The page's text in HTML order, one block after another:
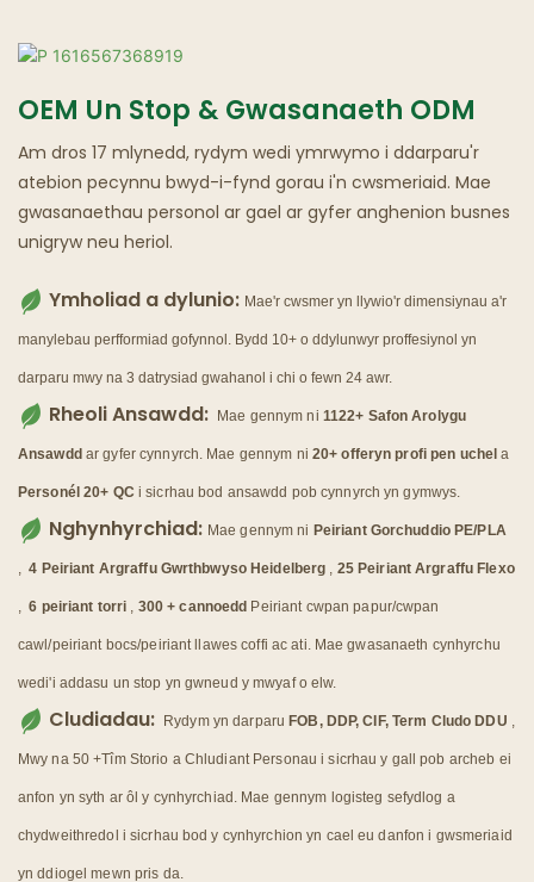
OEM Un Stop & Gwasanaeth ODM
Am dros 17 mlynedd, rydym wedi ymrwymo i ddarparu'r
atebion pecynnu bwyd-i-fynd gorau i'n cwsmeriaid. Mae
gwasanaethau personol ar gael ar gyfer anghenion busnes
unigryw neu heriol.
Ymholiad a dylunio: Mae'r cwsmer yn llywio'r dimensiynau a'r
manylebau perfformiad gofynnol. Bydd 10+ o ddylunwyr proffesiynol yn
darparu mwy na 3 datrysiad gwahanol i chi o fewn 24 awr.
Rheoli Ansawdd: Mae gennym ni 1122+ Safon Arolygu
Ansawdd ar gyfer cynnyrch. Mae gennym ni 20+ offeryn profi pen uchela
Personél 20+ QC i sicrhau bod ansawdd pob cynnyrch yn gymwys.
Nghynhyrchiad: Mae gennym ni Peiriant Gorchuddio PE/PLA
, 4 Peiriant Argraffu Gwrthbwyso Heidelberg , 25 Peiriant Argraffu Flexo
, 6 peiriant torri , 300 + cannoedd Peiriant cwpan papur/cwpan
cawl/peiriant bocs/peiriant llawes coffi ac ati. Mae gwasanaeth cynhyrchu
wedi'i addasu un stop yn gwneud y mwyaf o elw.
Cludiadau: Rydym yn darparu FOB, DDP, CIF, Term Cludo DDU ,
Mwy na 50 +Tîm Storio a Chludiant Personau i sicrhau y gall pob archeb ei
anfon yn syth ar ôl y cynhyrchiad. Mae gennym logisteg sefydlog a
chydweithredol i sicrhau bod y cynhyrchion yn cael eu danfon i gwsmeriaid
yn ddiogel mewn pris da.